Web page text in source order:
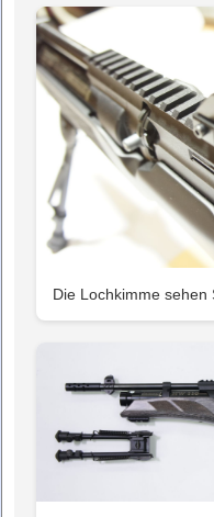
Die Lochkimme sehen